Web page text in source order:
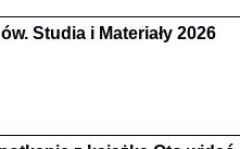
Studia i Materiały 2026